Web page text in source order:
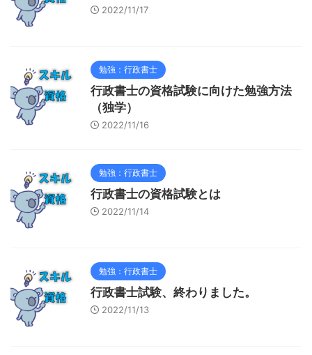
2022/11/17
勉強：行政書士
行政書士の資格試験に向けた勉強方法
（独学）
2022/11/16
勉強：行政書士
行政書士の資格試験とは
2022/11/14
勉強：行政書士
行政書士試験、終わりました。
2022/11/13